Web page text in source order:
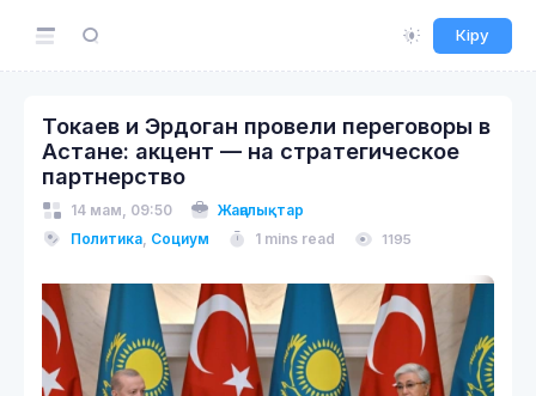
Кіру
Токаев и Эрдоган провели переговоры в
Астане: акцент — на стратегическое
партнерство
14 мам, 09:50
Жаңалықтар
Политика, Социум 1 mins read 1195